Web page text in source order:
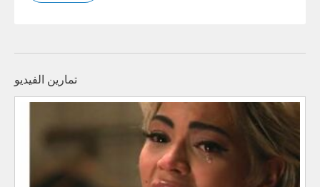
تمارين الفيديو